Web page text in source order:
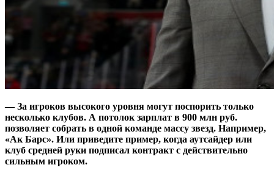
— За игроков высокого уровня могут поспорить только
несколько клубов. А потолок зарплат в 900 млн руб.
позволяет собрать в одной команде массу звезд. Например,
«Ак Барс». Или приведите пример, когда аутсайдер или
клуб средней руки подписал контракт с действительно
сильным игроком.